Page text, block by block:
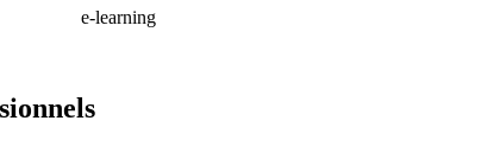
e-learning